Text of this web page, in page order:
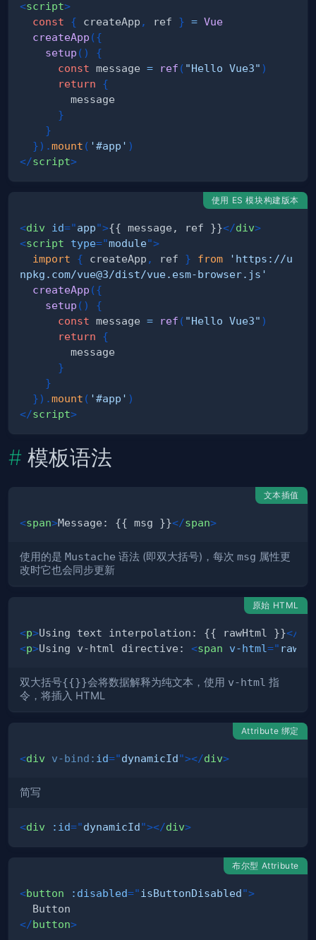
<script>
const
{ createApp , ref } = Vue
createApp ({
setup ( )
{
const message = ref ( "Hello Vue3" )
return
{
}
}
}) .mount ( '#app' )
</script>
使用 ES 模块构建版本
<div id="app">{{ message, ref }}</div>
<script type="module">
import
{ createApp , ref } from
'https://u
npkg.com/vue@3/dist/vue.esm-browser.js'
createApp ({
setup ( )
{
const message = ref ( "Hello Vue3" )
return
{
}
}
}) .mount ( '#app' )
</script>
模板语法
文本插值
<span>Message: {{ msg }}</span>
使用的是 Mustache 语法 (即双大括号)，每次 msg 属性更
改时它也会同步更新
原始 HTML
<p>Using text interpolation: {{ rawHtml }}</
<p>Using v-html directive: <span v-html="
双大括号{{}}会将数据解释为纯文本，使用 v-html 指
令，将插入 HTML
Attribute 绑定
<div v-bind: id="dynamicId"></div>
简写
<div :id="dynamicId"></div>
布尔型 Attribute
<button :disabled="isButtonDisabled">
</button>